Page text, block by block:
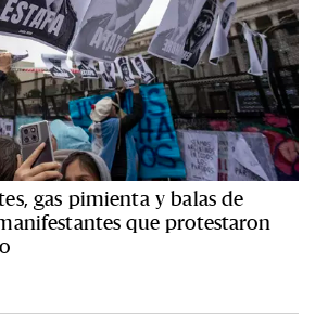
gas pimienta y balas de
que protestaron